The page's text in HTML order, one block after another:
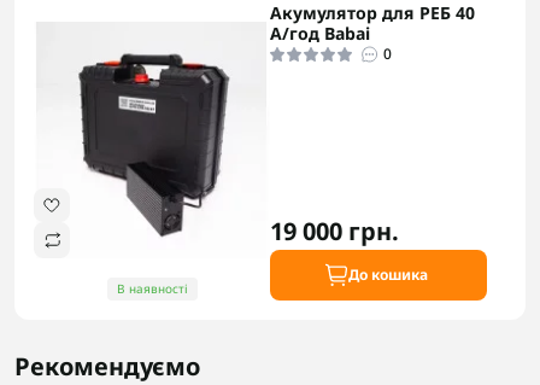
В наявності
Акумулятор для РЕБ 40
А/год Babai
0
19 000 грн.
До кошика
Рекомендуємо